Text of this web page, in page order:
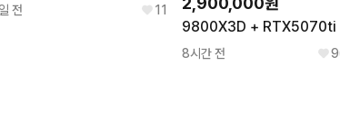
전 11
8시간 전 9